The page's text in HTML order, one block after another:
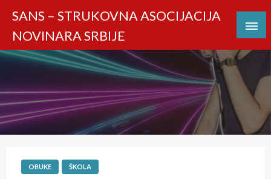
content
SANS – STRUKOVNA ASOCIJACIJA
NOVINARA SRBIJE
OBUKE ŠKOLA